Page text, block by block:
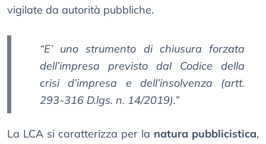
vigilate da autorità pubbliche.
“E’ uno strumento di chiusura forzata
dell’impresa previsto dal Codice della
crisi d’impresa e dell’insolvenza (artt.
293-316 D.lgs. n. 14/2019).”
La LCA si caratterizza per la natura pubblicistica,